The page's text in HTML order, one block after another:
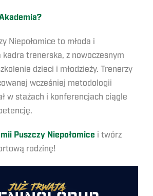
Niepołomice to młoda i
trenerska, z nowoczesnym
dzieci i młodzieży. Trenerzy
wcześniej metodologii
w stażach i konferencjach ciągle
Puszczy Niepołomice i twórz
rodzinę!